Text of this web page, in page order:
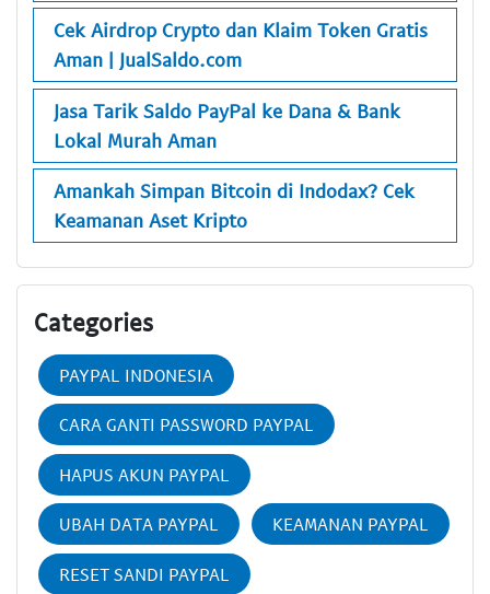
Cek Airdrop Crypto dan Klaim Token Gratis
Aman | JualSaldo.com
Jasa Tarik Saldo PayPal ke Dana & Bank
Lokal Murah Aman
Amankah Simpan Bitcoin di Indodax? Cek
Keamanan Aset Kripto
Categories
PAYPAL INDONESIA
CARA GANTI PASSWORD PAYPAL
HAPUS AKUN PAYPAL
UBAH DATA PAYPAL KEAMANAN PAYPAL
RESET SANDI PAYPAL